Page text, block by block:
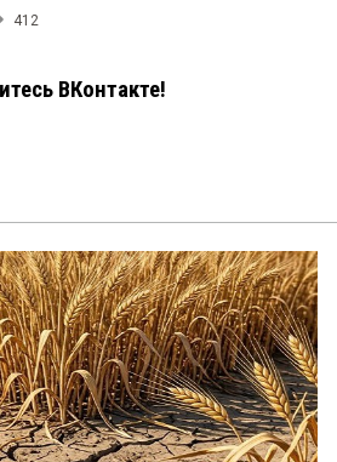
412
ВКонтакте!